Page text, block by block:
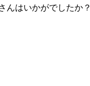
んはいかがでしたか？